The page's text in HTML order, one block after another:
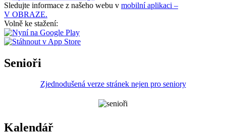
Sledujte informace z našeho webu v mobilní aplikaci –
V OBRAZE.
Volně ke stažení:
Senioři
Zjednodušená verze stránek nejen pro seniory
Kalendář